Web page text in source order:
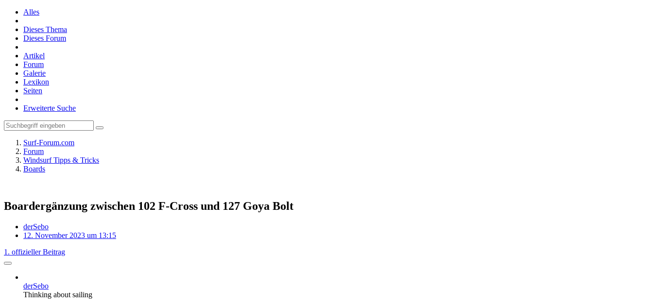
Alles
Dieses Thema
Dieses Forum
Artikel
Forum
Galerie
Lexikon
Seiten
Erweiterte Suche
Surf-Forum.com
Forum
Windsurf Tipps & Tricks
Boards
Boardergänzung zwischen 102 F-Cross und 127 Goya Bolt
derSebo
12. November 2023 um 13:15
1. offizieller Beitrag
derSebo
Thinking about sailing